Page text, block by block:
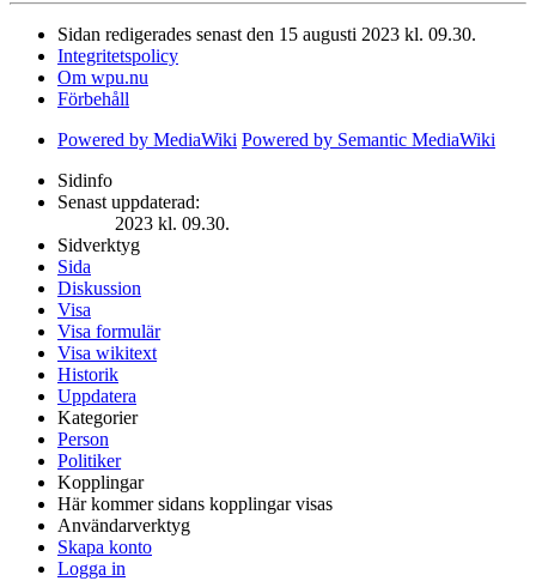
Sidan redigerades senast den 15 augusti 2023 kl. 09.30.
Integritetspolicy
Om wpu.nu
Förbehåll
Powered by MediaWiki Powered by Semantic MediaWiki
Sidinfo
Senast uppdaterad:
2023 kl. 09.30.
Sidverktyg
Sida
Diskussion
Visa
Visa formulär
Visa wikitext
Historik
Uppdatera
Kategorier
Person
Politiker
Kopplingar
Här kommer sidans kopplingar visas
Användarverktyg
Skapa konto
Logga in